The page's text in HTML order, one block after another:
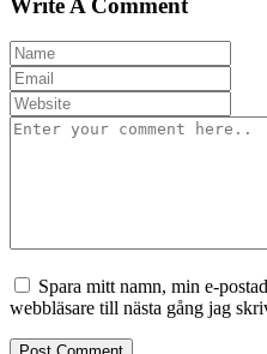
Spara mitt namn, min e-
webbläsare till nästa gång jag